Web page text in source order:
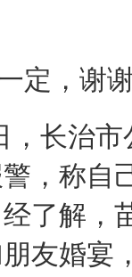
定，谢
，长治
，称自
了解，
友婚宴